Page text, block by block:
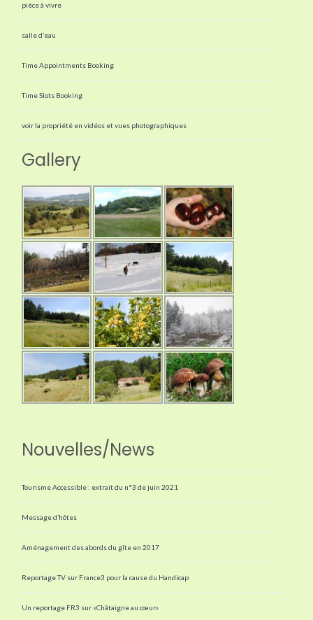
pièce à vivre
salle d’eau
Time Appointments Booking
Time Slots Booking
voir la propriété en vidéos et vues photographiques
Gallery
Nouvelles/News
Tourisme Accessible : extrait du n°3 de juin 2021
Message d’hôtes
Aménagement des abords du gîte en 2017
Reportage TV sur France3 pour la cause du Handicap
Un reportage FR3 sur «Châtaigne au cœur»